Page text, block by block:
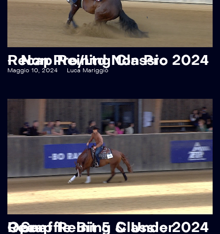
Recap Reining Classic 2024 – Non Pro/Ltd Non Pro
Maggio 10, 2024 Luca Mariggiò
Recap Reining Classic 2024 – Snaffle Bit 5 & Under Open